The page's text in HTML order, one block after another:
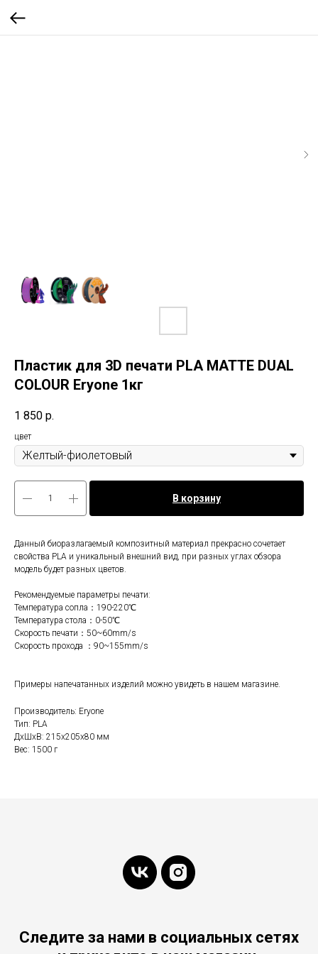
Пластик для 3D печати PLA MATTE DUAL
COLOUR Eryone 1кг
1 850 р.
цвет
В корзину
Данный биоразлагаемый композитный материал прекрасно сочетает
свойства PLA и уникальный внешний вид, при разных углах обзора
модель будет разных цветов.
Рекомендуемые параметры печати:
Температура сопла：190-220℃
Температура стола：0-50℃
Скорость печати：50~60mm/s
Скорость прохода ：90~155mm/s
Примеры напечатанных изделий можно увидеть в нашем магазине.
Производитель: Eryone
Тип: PLA
ДxШxВ: 215x205x80 мм
Вес: 1500 г
Следите за нами в социальных сетях